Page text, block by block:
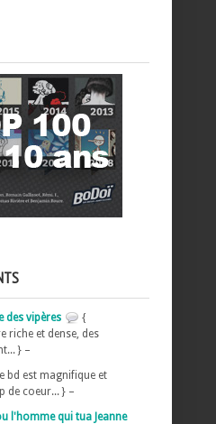
des vipères
{
riche et dense, des
} –
bd est magnifique et
de coeur... } –
l'homme qui tua Jeanne